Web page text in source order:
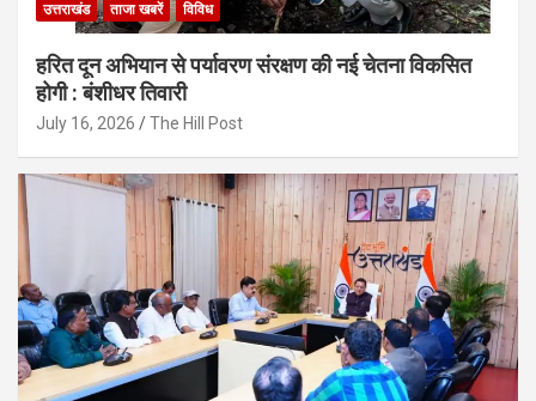
उत्तराखंड ताजा खबरें विविध
हरित दून अभियान से पर्यावरण संरक्षण की नई चेतना विकसित
होगी : बंशीधर तिवारी
July 16, 2026 The Hill Post